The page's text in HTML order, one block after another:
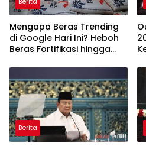
Mengapa Beras Trending
di Google Hari Ini? Heboh
Beras Fortifikasi hingga
Berita